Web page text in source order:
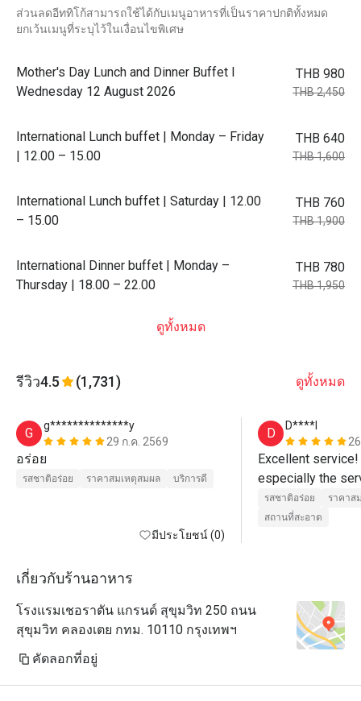
ส่วนลดอีททิโก้สามารถใช้ได้กับเมนูอาหารที่เป็นราคาปกติทั้งหมด
ยกเว้นเมนูที่ระบุไว้ในเงื่อนไขพิเศษ
Mother's Day Lunch and Dinner Buffet l
Wednesday 12 August 2026
THB 980
THB 2,450
International Lunch buffet | Monday – Friday
| 12.00 – 15.00
THB 640
THB 1,600
International Lunch buffet | Saturday | 12.00
– 15.00
THB 760
THB 1,900
International Dinner buffet | Monday –
Thursday | 18.00 – 22.00
THB 780
THB 1,950
ดูทั้งหมด
รีวิว4.5 (1,731) ดูทั้งหมด
G
g**************y
29 ก.ค. 2569
อร่อย
รสชาติอร่อย ราคาสมเหตุสมผล บริการดี
มีประโยชน์ (0)
D
D****l
Excellent
especially the
professional in
presentation.
รสชาติอร่อย
ราคาส
สถานที่สะอาด
เกี่ยวกับร้านอาหาร
โรงแรมเชอราตัน แกรนด์ สุขุมวิท 250 ถนน
สุขุมวิท คลองเตย กทม. 10110 กรุงเทพฯ
คัดลอกที่อยู่